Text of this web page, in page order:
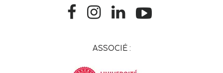
ASSOCIÉ :